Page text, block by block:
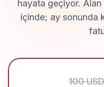
hayata geçiyor.
içinde; ay sonunda
100 USD